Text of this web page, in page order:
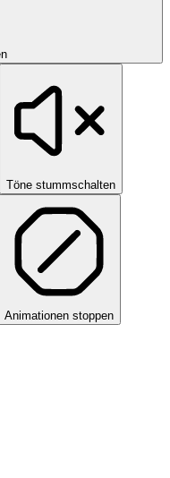
Töne stummschalten
Animationen stoppen